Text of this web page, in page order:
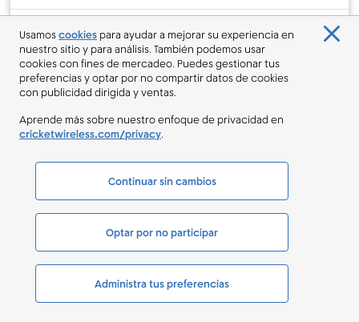
Usamoscookies para ayudar a mejorar su experiencia en
nuestro sitio y para análisis. También podemos usar
cookies con fines de mercadeo. Puedes gestionar tus
preferencias y optar por no compartir datos de cookies
con publicidad dirigida y ventas.
Aprende más sobre nuestro enfoque de privacidad en
cricketwireless.com/privacy.
Continuar sin cambios
Optar por no participar
Administra tus preferencias
¿Cuáles son los mejores smartphones disponibles?
¿Cuál es la diferencia entre un celular y un smartphone?
¿Puedo agregar una línea a mi cuenta existente?
telefonía celular diferente?